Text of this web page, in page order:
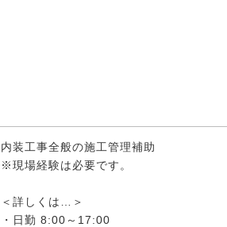
内装工事全般の施工管理補助
※現場経験は必要です。
＜詳しくは…＞
・日勤 8:00～17:00